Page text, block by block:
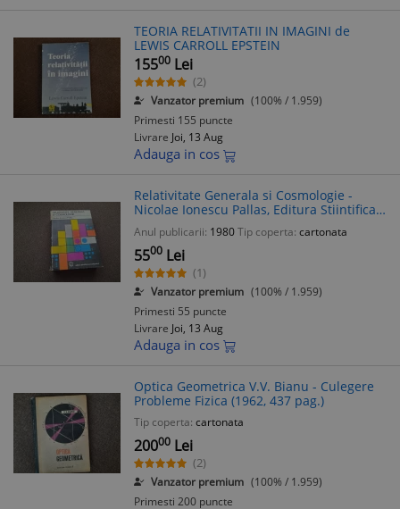
TEORIA RELATIVITATII IN IMAGINI de
LEWIS CARROLL EPSTEIN
15500 Lei
(2)
Vanzator premium (100% / 1.959)
Primesti 155 puncte
Livrare Joi, 13 Aug
Adauga in cos
Relativitate Generala si Cosmologie -
Nicolae Ionescu Pallas, Editura Stiintifica
1980, 630 pagini
Anul publicarii: 1980Tip coperta: cartonata
5500 Lei
(1)
Vanzator premium (100% / 1.959)
Primesti 55 puncte
Livrare Joi, 13 Aug
Adauga in cos
Optica Geometrica V.V. Bianu - Culegere
Probleme Fizica (1962, 437 pag.)
Tip coperta: cartonata
20000 Lei
(2)
Vanzator premium (100% / 1.959)
Primesti 200 puncte